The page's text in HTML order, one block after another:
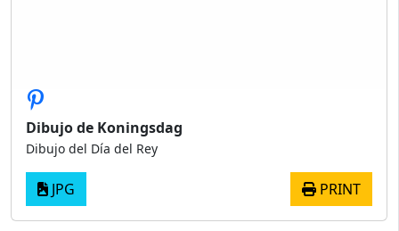
Dibujo de Koningsdag
Dibujo del Día del Rey
JPG PRINT